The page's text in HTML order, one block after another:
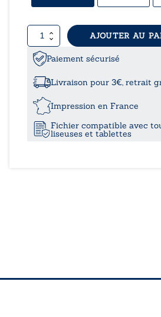
quantité
de
Les
comtes
de
de
lignée
capétienne
AJOUTER AU
Paiement sécurisé
Livraison pour 3€, retrait
Impression en France
Fichier compatible avec
liseuses et tablettes